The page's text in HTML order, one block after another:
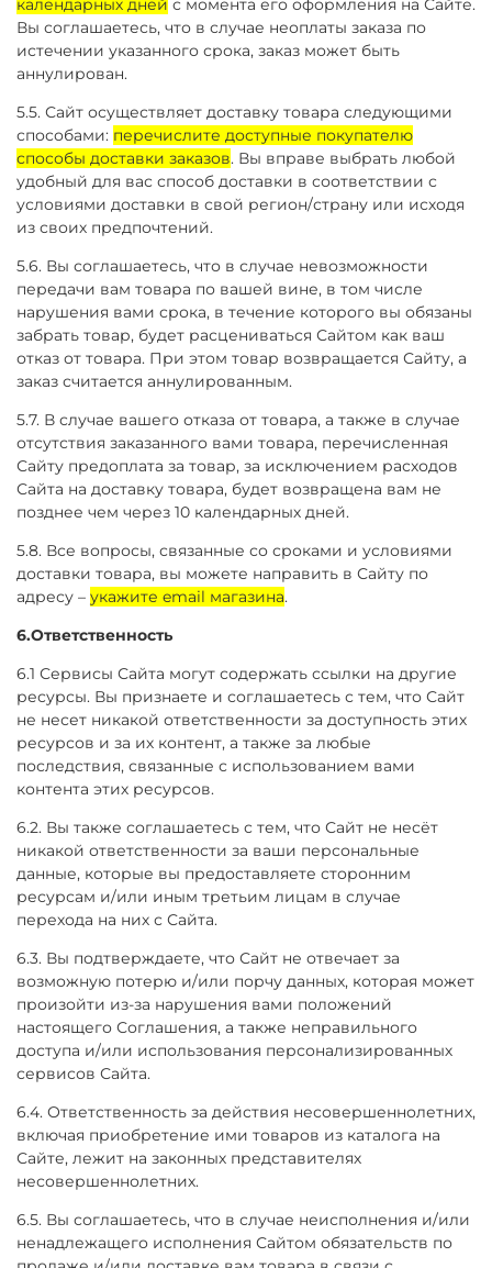
календарных дней с момента его оформления на Сайте.
Вы соглашаетесь, что в случае неоплаты заказа по
истечении указанного срока, заказ может быть
аннулирован.
5.5. Сайт осуществляет доставку товара следующими
способами: перечислите доступные покупателю
способы доставки заказов. Вы вправе выбрать любой
удобный для вас способ доставки в соответствии с
условиями доставки в свой регион/страну или исходя
из своих предпочтений.
5.6. Вы соглашаетесь, что в случае невозможности
передачи вам товара по вашей вине, в том числе
нарушения вами срока, в течение которого вы обязаны
забрать товар, будет расцениваться Сайтом как ваш
отказ от товара. При этом товар возвращается Сайту, а
заказ считается аннулированным.
5.7. В случае вашего отказа от товара, а также в случае
отсутствия заказанного вами товара, перечисленная
Сайту предоплата за товар, за исключением расходов
Сайта на доставку товара, будет возвращена вам не
позднее чем через 10 календарных дней.
5.8. Все вопросы, связанные со сроками и условиями
доставки товара, вы можете направить в Сайту по
адресу – укажите email магазина.
6.Ответственность
6.1 Сервисы Сайта могут содержать ссылки на другие
ресурсы. Вы признаете и соглашаетесь с тем, что Сайт
не несет никакой ответственности за доступность этих
ресурсов и за их контент, а также за любые
последствия, связанные с использованием вами
контента этих ресурсов.
6.2. Вы также соглашаетесь с тем, что Сайт не несёт
никакой ответственности за ваши персональные
данные, которые вы предоставляете сторонним
ресурсам и/или иным третьим лицам в случае
перехода на них с Сайта.
6.3. Вы подтверждаете, что Сайт не отвечает за
возможную потерю и/или порчу данных, которая может
произойти из-за нарушения вами положений
настоящего Соглашения, а также неправильного
доступа и/или использования персонализированных
сервисов Сайта.
6.4. Ответственность за действия несовершеннолетних,
включая приобретение ими товаров из каталога на
Сайте, лежит на законных представителях
несовершеннолетних.
6.5. Вы соглашаетесь, что в случае неисполнения и/или
ненадлежащего исполнения Сайтом обязательств по